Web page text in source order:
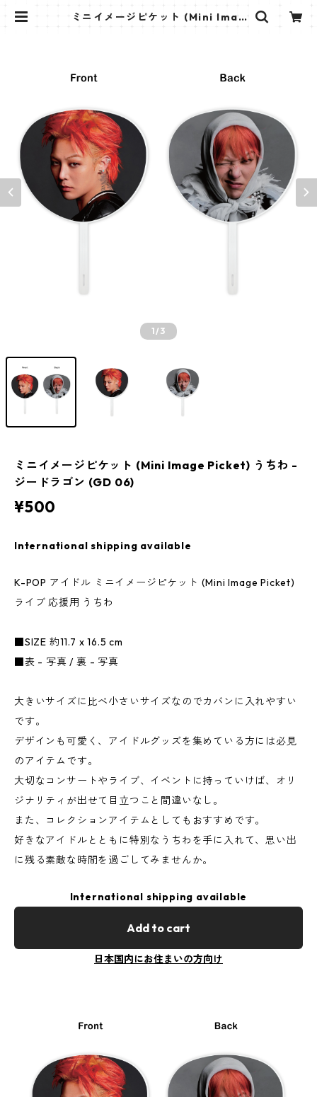
ミニイメージピケット (Mini Imag
1/3
ミニイメージピケット (Mini Image Picket) うちわ -
ジードラゴン (GD 06)
¥500
International shipping available
K-POP アイドル ミニイメージピケット (Mini Image Picket)
ライブ 応援用 うちわ
■SIZE 約11.7 x 16.5 cm
■表 - 写真 / 裏 - 写真
大きいサイズに比べ小さいサイズなのでカバンに入れやすい
です。
デザインも可愛く、アイドルグッズを集めている方には必見
のアイテムです。
大切なコンサートやライブ、イベントに持っていけば、オリ
ジナリティが出せて目立つこと間違いなし。
また、コレクションアイテムとしてもおすすめです。
好きなアイドルとともに特別なうちわを手に入れて、思い出
に残る素敵な時間を過ごしてみませんか。
International shipping available
Add to cart
日本国内にお住まいの方向け